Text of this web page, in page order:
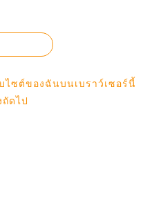
ไซต์ของฉันบนเบราว์เซอร์นี้
ดไป